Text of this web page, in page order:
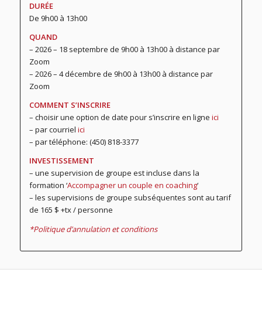
DURÉE
De 9h00 à 13h00
QUAND
– 2026 – 18 septembre de 9h00 à 13h00 à distance par
Zoom
– 2026 – 4 décembre de 9h00 à 13h00 à distance par
Zoom
COMMENT S’INSCRIRE
– choisir une option de date pour s’inscrire en ligne ici
– par courriel ici
– par téléphone: (450) 818-3377
INVESTISSEMENT
– une supervision de groupe est incluse dans la
formation ‘Accompagner un couple en coaching‘
– les supervisions de groupe subséquentes sont au tarif
de 165 $ +tx / personne
*Politique d’annulation et conditions